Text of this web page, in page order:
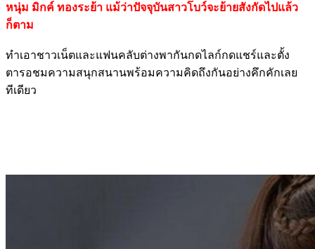
หนุ่ม มิกค์ ทองระย้า แม้ว่าปัจจุบันสาวโบว์จะย้ายสังกัดไปแล้ว
ก็ตาม
ทำเอาชาวเน็ตและแฟนคลับต่างพากันกดไลก์กดแชร์และตั้ง
ตารอชมความสนุกสนานพร้อมความคิดถึงกันอย่างคึกคักเลย
ทีเดียว